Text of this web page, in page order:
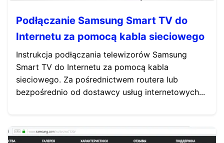
Podłączanie Samsung Smart TV do
Internetu za pomocą kabla sieciowego
Instrukcja podłączania telewizorów Samsung
Smart TV do Internetu za pomocą kabla
sieciowego. Za pośrednictwem routera lub
bezpośrednio od dostawcy usług internetowych...